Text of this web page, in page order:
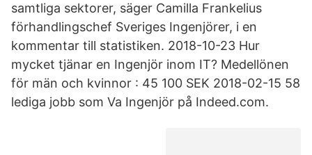
samtliga sektorer, säger Camilla Frankelius
förhandlingschef Sveriges Ingenjörer, i en
kommentar till statistiken. 2018-10-23 Hur
mycket tjänar en Ingenjör inom IT? Medellönen
för män och kvinnor : 45 100 SEK 2018-02-15 58
lediga jobb som Va Ingenjör på Indeed.com.